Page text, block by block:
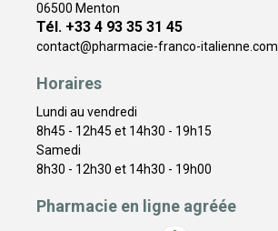
06500 Menton
Tél. +33 4 93 35 31 45
contact@pharmacie-franco-italienne.com
Horaires
Lundi au vendredi
8h45 - 12h45 et 14h30 - 19h15
Samedi
8h30 - 12h30 et 14h30 - 19h00
Pharmacie en ligne agréée